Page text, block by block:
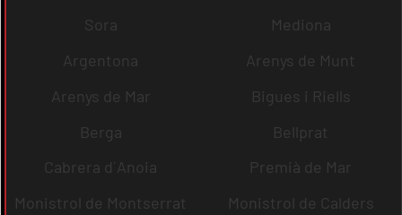
Sora
Mediona
Argentona
Arenys de Munt
Arenys de Mar
Bigues i Riells
Berga
Bellprat
Cabrera d´Anoia
Premià de Mar
Monistrol de Montserrat
Monistrol de Calders